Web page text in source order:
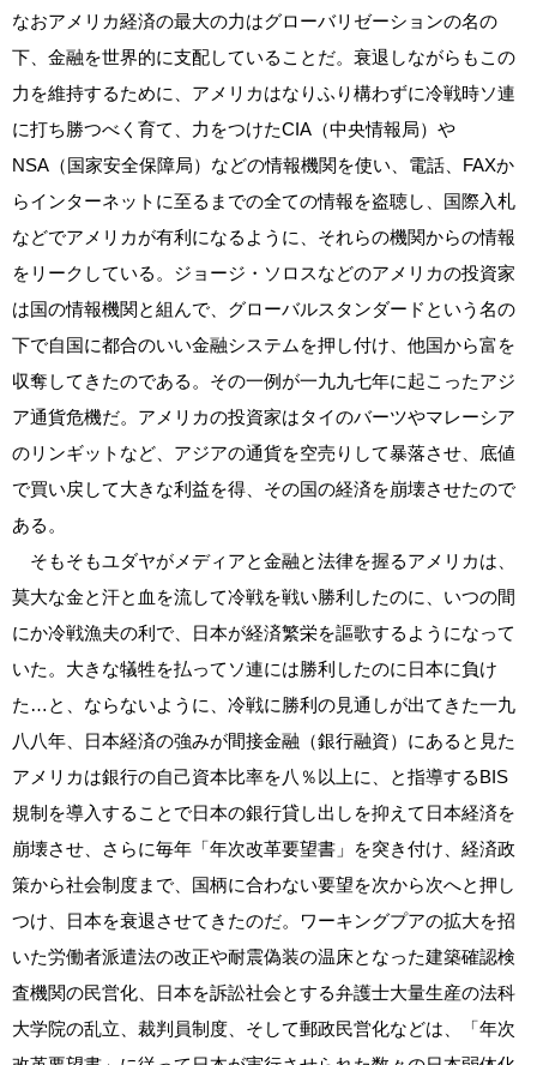
なおアメリカ経済の最大の力はグローバリゼーションの名の
下、金融を世界的に支配していることだ。衰退しながらもこの
力を維持するために、アメリカはなりふり構わずに冷戦時ソ連
に打ち勝つべく育て、力をつけたCIA（中央情報局）や
NSA（国家安全保障局）などの情報機関を使い、電話、FAXか
らインターネットに至るまでの全ての情報を盗聴し、国際入札
などでアメリカが有利になるように、それらの機関からの情報
をリークしている。ジョージ・ソロスなどのアメリカの投資家
は国の情報機関と組んで、グローバルスタンダードという名の
下で自国に都合のいい金融システムを押し付け、他国から富を
収奪してきたのである。その一例が一九九七年に起こったアジ
ア通貨危機だ。アメリカの投資家はタイのバーツやマレーシア
のリンギットなど、アジアの通貨を空売りして暴落させ、底値
で買い戻して大きな利益を得、その国の経済を崩壊させたので
ある。
そもそもユダヤがメディアと金融と法律を握るアメリカは、
莫大な金と汗と血を流して冷戦を戦い勝利したのに、いつの間
にか冷戦漁夫の利で、日本が経済繁栄を謳歌するようになって
いた。大きな犠牲を払ってソ連には勝利したのに日本に負け
た…と、ならないように、冷戦に勝利の見通しが出てきた一九
八八年、日本経済の強みが間接金融（銀行融資）にあると見た
アメリカは銀行の自己資本比率を八％以上に、と指導するBIS
規制を導入することで日本の銀行貸し出しを抑えて日本経済を
崩壊させ、さらに毎年「年次改革要望書」を突き付け、経済政
策から社会制度まで、国柄に合わない要望を次から次へと押し
つけ、日本を衰退させてきたのだ。ワーキングプアの拡大を招
いた労働者派遣法の改正や耐震偽装の温床となった建築確認検
査機関の民営化、日本を訴訟社会とする弁護士大量生産の法科
大学院の乱立、裁判員制度、そして郵政民営化などは、「年次